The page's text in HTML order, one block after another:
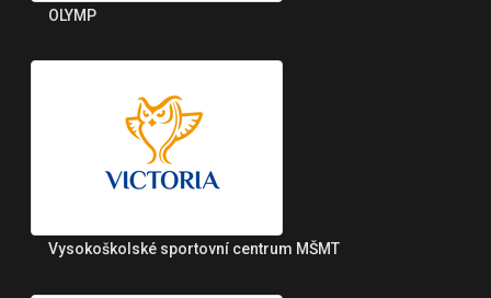
OLYMP
Vysokoškolské sportovní centrum MŠMT